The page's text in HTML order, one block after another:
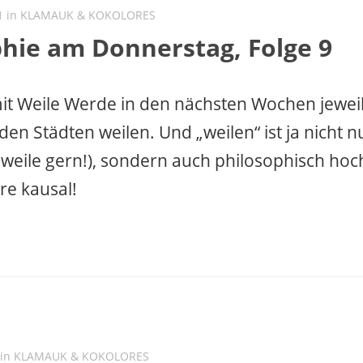
in KLAMAUK & KOKOLORES
am Donnerstag, Folge 9
Weile Werde in den nächsten Wochen
Städten weilen. Und „weilen“ ist ja nicht
gern!), sondern auch philosophisch
kausal!
KLAMAUK & KOKOLORES